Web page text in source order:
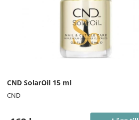
CND SolarOil 15 ml
CND